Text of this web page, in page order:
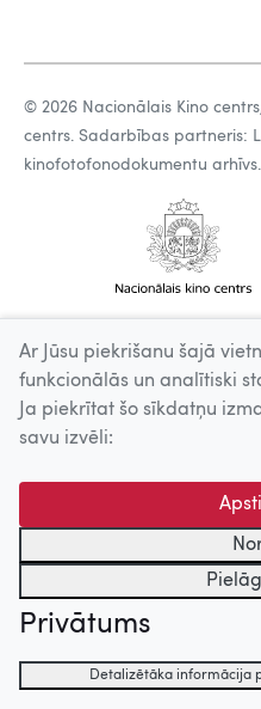
© 2026 Nacionālais Kino
centrs. Sadarbības partneris:
kinofotofonodokumentu arhīvs.
Ar Jūsu piekrišanu šajā
funkcionālās un analītiski
Ja piekrītat šo sīkdatņu
savu izvēli:
Privātums
Detalizētāka informācija